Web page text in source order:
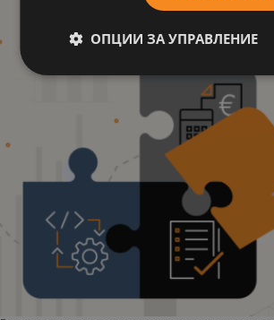
ОПЦИИ ЗА УПРАВЛЕНИЕ